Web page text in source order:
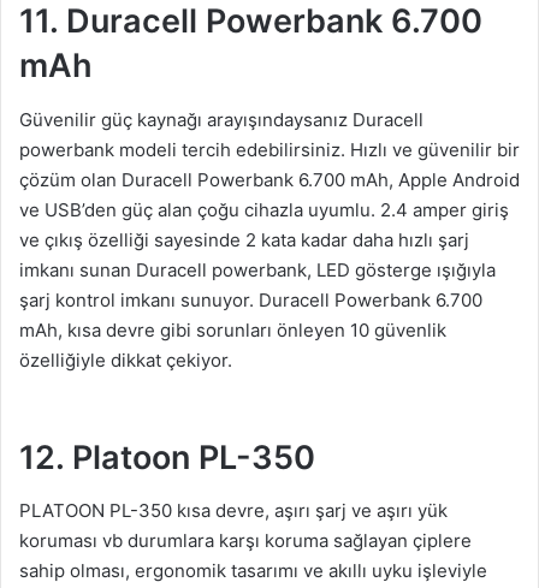
11. Duracell Powerbank 6.700
mAh
Güvenilir güç kaynağı arayışındaysanız Duracell
powerbank modeli tercih edebilirsiniz. Hızlı ve güvenilir bir
çözüm olan Duracell Powerbank 6.700 mAh, Apple Android
ve USB’den güç alan çoğu cihazla uyumlu. 2.4 amper giriş
ve çıkış özelliği sayesinde 2 kata kadar daha hızlı şarj
imkanı sunan Duracell powerbank, LED gösterge ışığıyla
şarj kontrol imkanı sunuyor. Duracell Powerbank 6.700
mAh, kısa devre gibi sorunları önleyen 10 güvenlik
özelliğiyle dikkat çekiyor.
12. Platoon PL-350
PLATOON PL-350 kısa devre, aşırı şarj ve aşırı yük
koruması vb durumlara karşı koruma sağlayan çiplere
sahip olması, ergonomik tasarımı ve akıllı uyku işleviyle